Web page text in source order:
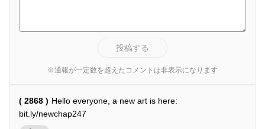
投稿する
※通報が一定数を超えたコメントは非表示になります
( 2868 ) Hello everyone, a new art is here:
bit.ly/newchap247